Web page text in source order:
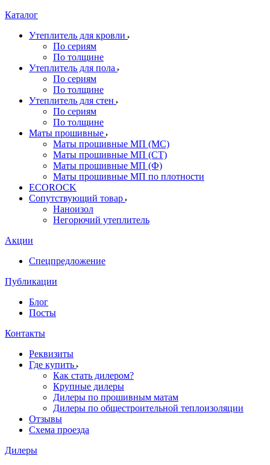
Каталог
Утеплитель для кровли
По сериям
По толщине
Утеплитель для пола
По сериям
По толщине
Утеплитель для стен
По сериям
По толщине
Маты прошивные
Маты прошивные МП (МС)
Маты прошивные МП (СТ)
Маты прошивные МП (Ф)
Маты прошивные МП по плотности
ECOROCK
Сопутствующий товар
Наноизол
Негорючий утеплитель
Акции
Спецпредложение
Публикации
Блог
Посты
Контакты
Реквизиты
Где купить
Как стать дилером?
Крупные дилеры
Дилеры по прошивным матам
Дилеры по общестроительной теплоизоляции
Отзывы
Схема проезда
Дилеры